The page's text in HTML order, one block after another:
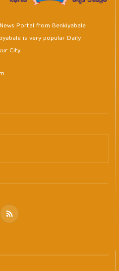
Portal from Benkiyabale
is very popular Daily
City.
RSS